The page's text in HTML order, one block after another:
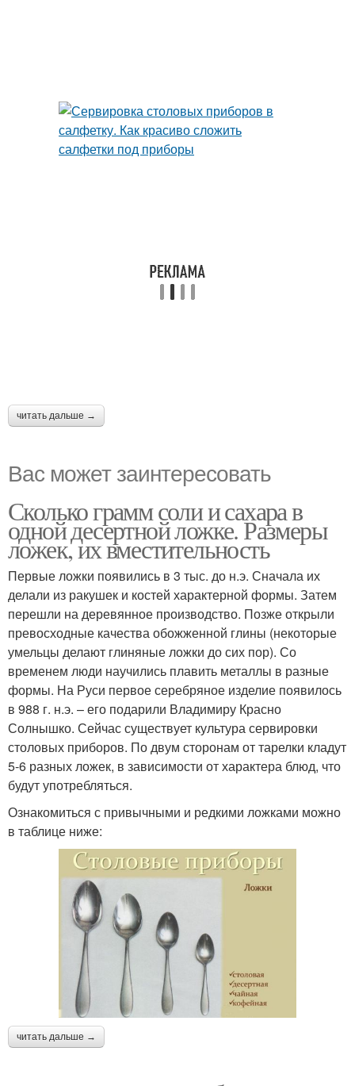
читать дальше →
Вас может заинтересовать
Сколько грамм соли и сахара в
одной десертной ложке. Размеры
ложек, их вместительность
Первые ложки появились в 3 тыс. до н.э. Сначала их
делали из ракушек и костей характерной формы. Затем
перешли на деревянное производство. Позже открыли
превосходные качества обожженной глины (некоторые
умельцы делают глиняные ложки до сих пор). Со
временем люди научились плавить металлы в разные
формы. На Руси первое серебряное изделие появилось
в 988 г. н.э. – его подарили Владимиру Красно
Солнышко. Сейчас существует культура сервировки
столовых приборов. По двум сторонам от тарелки кладут
5-6 разных ложек, в зависимости от характера блюд, что
будут употребляться.
Ознакомиться с привычными и редкими ложками можно
в таблице ниже:
читать дальше →